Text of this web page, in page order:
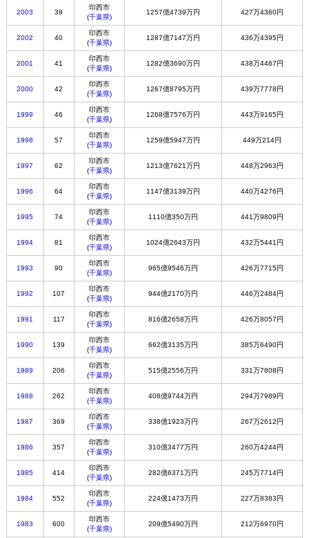
2003 39
印西市
(千葉県)
1257億4739万円 427万4360円
2002 40
印西市
(千葉県)
1287億7147万円 436万4395円
2001 41
印西市
(千葉県)
1282億3690万円 438万4467円
2000 42
印西市
(千葉県)
1267億8795万円 439万7778円
1999 46
印西市
(千葉県)
1268億7576万円 443万9165円
1998 57
印西市
(千葉県)
1259億5947万円 449万214円
1997 62
印西市
(千葉県)
1213億7621万円 448万2963円
1996 64
印西市
(千葉県)
1147億3139万円 440万4276円
1995 74
印西市
(千葉県)
1110億350万円 441万9809円
1994 81
印西市
(千葉県)
1024億2643万円 432万5441円
1993 90
印西市
(千葉県)
965億9546万円 426万7715円
1992 107
印西市
(千葉県)
944億2170万円 446万2484円
1991 117
印西市
(千葉県)
816億2658万円 426万8057円
1990 139
印西市
(千葉県)
662億3135万円 385万6490円
1989 206
印西市
(千葉県)
515億2556万円 331万7808円
1988 262
印西市
(千葉県)
408億9744万円 294万7989円
1987 369
印西市
(千葉県)
338億1923万円 267万2612円
1986 357
印西市
(千葉県)
310億3477万円 260万4244円
1985 414
印西市
(千葉県)
282億6371万円 245万7714円
1984 552
印西市
(千葉県)
224億1473万円 227万8383円
1983 600
印西市
(千葉県)
209億5490万円 212万6970円